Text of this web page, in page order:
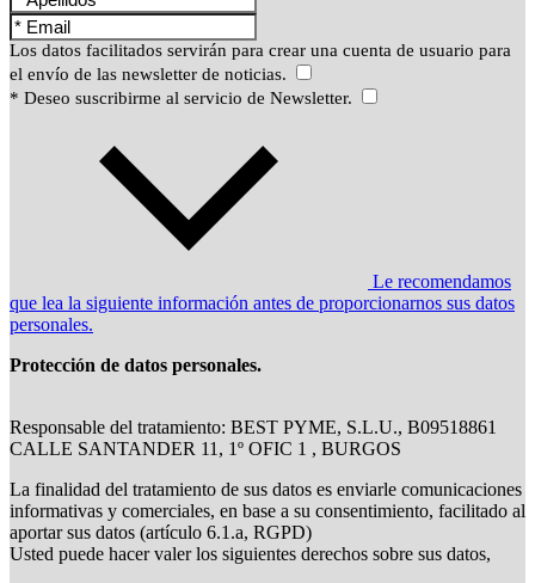
Los datos facilitados servirán para crear una cuenta de usuario para
el envío de las newsletter de noticias.
* Deseo suscribirme al servicio de Newsletter.
Le recomendamos
que lea la siguiente información antes de proporcionarnos sus datos
personales.
Protección de datos personales.
Responsable del tratamiento: BEST PYME, S.L.U., B09518861
CALLE SANTANDER 11, 1º OFIC 1 , BURGOS
La finalidad del tratamiento de sus datos es enviarle comunicaciones
informativas y comerciales, en base a su consentimiento, facilitado al
aportar sus datos (artículo 6.1.a, RGPD)
Usted puede hacer valer los siguientes derechos sobre sus datos,